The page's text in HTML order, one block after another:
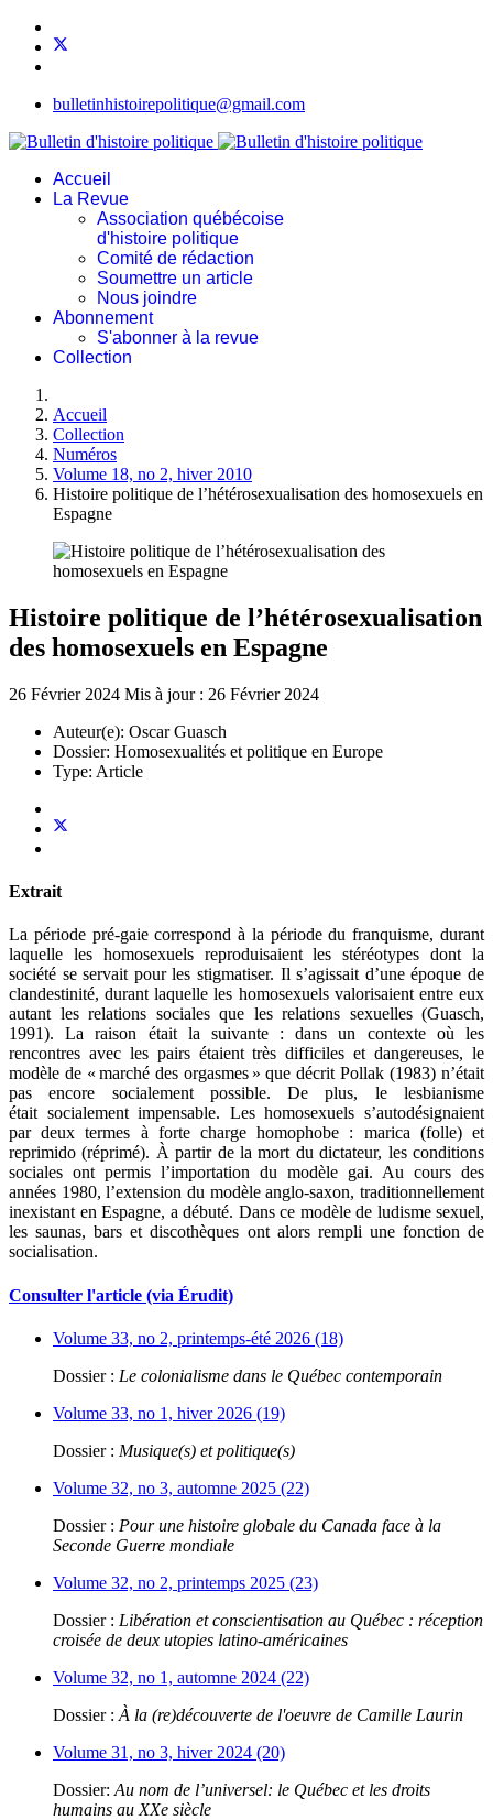
bulletinhistoirepolitique@gmail.com
Accueil
La Revue
Association québécoise
d'histoire politique
Comité de rédaction
Soumettre un article
Nous joindre
Abonnement
S'abonner à la revue
Collection
Accueil
Collection
Numéros
Volume 18, no 2, hiver 2010
Histoire politique de l’hétérosexualisation des homosexuels en
Espagne
Histoire politique de l’hétérosexualisation
des homosexuels en Espagne
26 Février 2024 Mis à jour : 26 Février 2024
Auteur(e): Oscar Guasch
Dossier: Homosexualités et politique en Europe
Type: Article
Extrait
La période pré-gaie correspond à la période du franquisme, durant
laquelle les homosexuels reproduisaient les stéréotypes dont la
société se servait pour les stigmatiser. Il s’agissait d’une époque de
clandestinité, durant laquelle les homosexuels valorisaient entre eux
autant les relations sociales que les relations sexuelles (Guasch,
1991). La raison était la suivante : dans un contexte où les
rencontres avec les pairs étaient très difficiles et dangereuses, le
modèle de « marché des orgasmes » que décrit Pollak (1983) n’était
pas encore socialement possible. De plus, le lesbianisme
était socialement impensable. Les homosexuels s’autodésignaient
par deux termes à forte charge homophobe : marica (folle) et
reprimido (réprimé). À partir de la mort du dictateur, les conditions
sociales ont permis l’importation du modèle gai. Au cours des
années 1980, l’extension du modèle anglo-saxon, traditionnellement
inexistant en Espagne, a débuté. Dans ce modèle de ludisme sexuel,
les saunas, bars et discothèques ont alors rempli une fonction de
socialisation.
Consulter l'article (via Érudit)
Volume 33, no 2, printemps-été 2026 (18)
Dossier : Le colonialisme dans le Québec contemporain
Volume 33, no 1, hiver 2026 (19)
Dossier : Musique(s) et politique(s)
Volume 32, no 3, automne 2025 (22)
Dossier : Pour une histoire globale du Canada face à la
Seconde Guerre mondiale
Volume 32, no 2, printemps 2025 (23)
Dossier : Libération et conscientisation au Québec : réception
croisée de deux utopies latino-américaines
Volume 32, no 1, automne 2024 (22)
Dossier : À la (re)découverte de l'oeuvre de Camille Laurin
Volume 31, no 3, hiver 2024 (20)
Dossier: Au nom de l’universel: le Québec et les droits
humains au XXe siècle